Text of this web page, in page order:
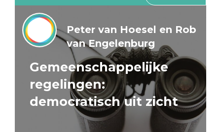
Peter van Hoesel en Rob
van Engelenburg
Gemeenschappelijke
regelingen:
democratisch uit zicht